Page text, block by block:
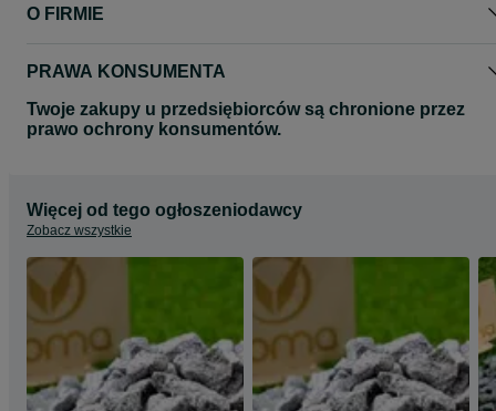
O FIRMIE
PRAWA KONSUMENTA
Twoje zakupy u przedsiębiorców są chronione przez
prawo ochrony konsumentów.
Więcej od tego ogłoszeniodawcy
Zobacz wszystkie